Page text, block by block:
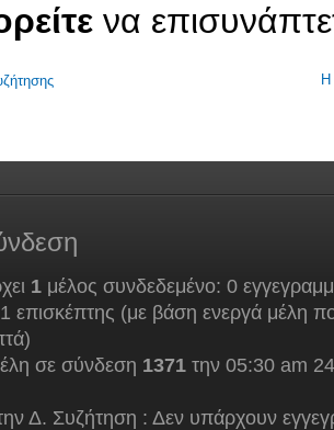
να
Η
1μέλος συνδεδεμένο: 0
επισκέπτης (με βάση ενεργά μέλη
σε σύνδεση 1371την 05:30 am
Δ. Συζήτηση : Δεν υπάρχουν